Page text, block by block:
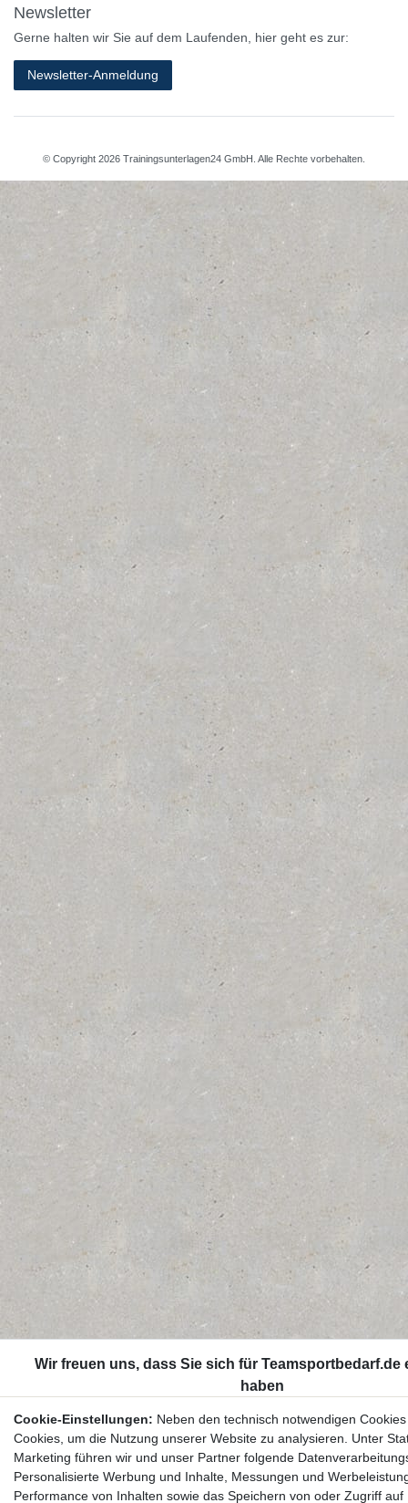
Newsletter
Gerne halten wir Sie auf dem Laufenden, hier geht es zur:
Newsletter-Anmeldung
© Copyright 2026 Trainingsunterlagen24 GmbH. Alle Rechte vorbehalten.
Cookie-Einstellungen: Neben den technisch notwendigen
Cookies, um die Nutzung unserer Website zu analysieren. Unter
Marketing führen wir und unser Partner folgende
Personalisierte Werbung und Inhalte, Messungen und
Performance von Inhalten sowie das Speichern von oder Zugriff